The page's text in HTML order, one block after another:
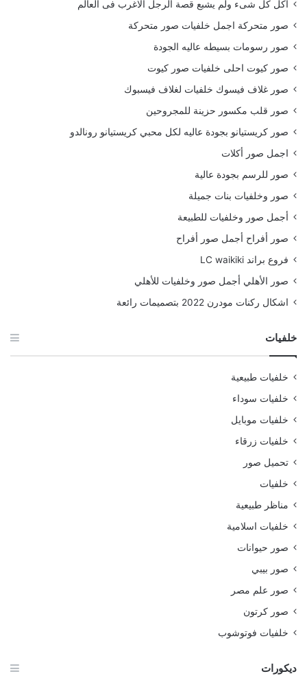
أكل كل شىء ولم يشبع قصة الرجل الاغرب فى العالم
صور متحركة اجمل خلفيات صور متحركة
صور رسومات بسيطه عاليه الجودة
صور كيوت احلى خلفيات صور كيوت
صور غلاف فيسوك خلفيات لغلاف فيسبوك
صور قلب مكسور حزينة للمجروحين
صور كريستيانو بجودة عاليه لكل محبي كريستيانو رونالدو
اجمل صور أكلات
صور للرسم بجودة عالية
صور وخلفيات بنات جميلة
أجمل صور وخلفيات للطبيعة
صور أفراح أجمل صور أفراح
فروع براند LC waikiki
صور الأهلي أجمل صور وخلفيات للأهلي
اشكال ركنات مودرن 2022 بتصميمات رائعة
خلفيات
خلفيات طبيعية
خلفيات سوداء
خلفيات موبايل
خلفيات زرقاء
تحميل صور
خلفيات
مناظر طبيعية
خلفيات اسلامية
صور حيوانات
صور بيبي
صور علم مصر
صور كرتون
خلفيات فوتوشوب
ديكورات